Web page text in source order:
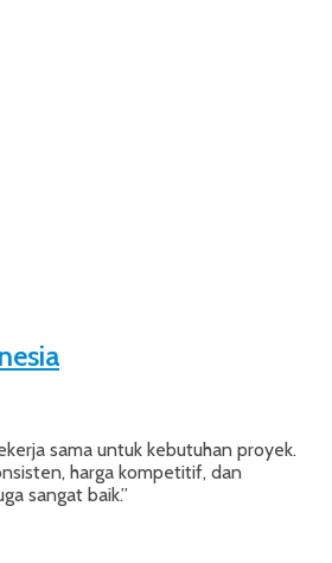
sama untuk kebutuhan proyek.
harga kompetitif, dan
sangat baik.”